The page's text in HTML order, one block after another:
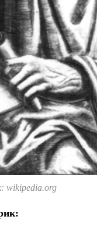
wikipedia.org